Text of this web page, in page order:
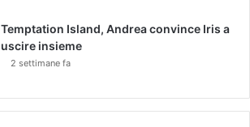
Temptation Island, Andrea convince Iris a
uscire insieme
2 settimane fa